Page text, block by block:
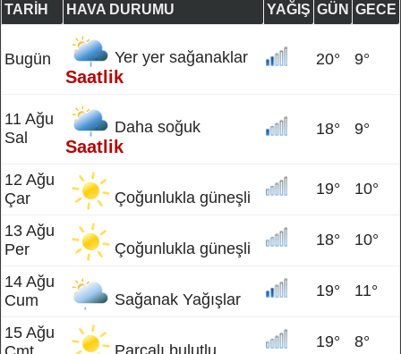
TARIH HAVA DURUMU YAĞIŞ GÜN GECE
Bugün Yer yer sağanaklar
Saatlik
20° 9°
11 Ağu
Sal
Daha soğuk
Saatlik
18° 9°
12 Ağu
Çar
Çoğunlukla güneşli 19° 10°
13 Ağu
Per
Çoğunlukla güneşli 18° 10°
14 Ağu
Cum
Sağanak Yağışlar 19° 11°
15 Ağu
Parçalı bulutlu 19° 8°